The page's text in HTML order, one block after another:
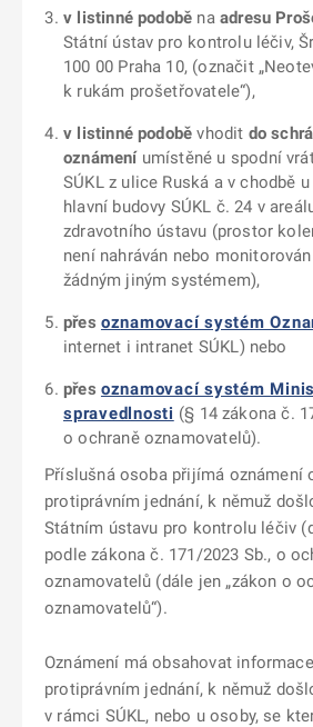
v listinné podobě na adresu
Státní ústav pro kontrolu léčiv,
100 00 Praha 10, (označit
k rukám prošetřovatele“),
v listinné podobě vhodit do
oznámeníumístěné u spodní
SÚKL z ulice Ruská a v chodbě
hlavní budovy SÚKL č. 24 v
zdravotního ústavu (prostor
není nahráván nebo
žádným jiným systémem),
přes oznamovací systém
internet i intranet SÚKL) nebo
přes oznamovací systém
spravedlnosti (§ 14 zákona č.
o ochraně oznamovatelů).
Příslušná osoba přijímá oznámení
protiprávním jednání, k němuž
Státním ústavu pro kontrolu léčiv
podle zákona č. 171/2023 Sb., o
oznamovatelů (dále jen „zákon o
oznamovatelů“).
Oznámení má obsahovat
protiprávním jednání, k němuž
v rámci SÚKL, nebo u osoby, se